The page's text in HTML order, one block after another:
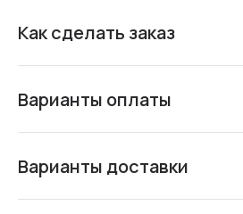
Как сделать заказ
Варианты оплаты
Варианты доставки